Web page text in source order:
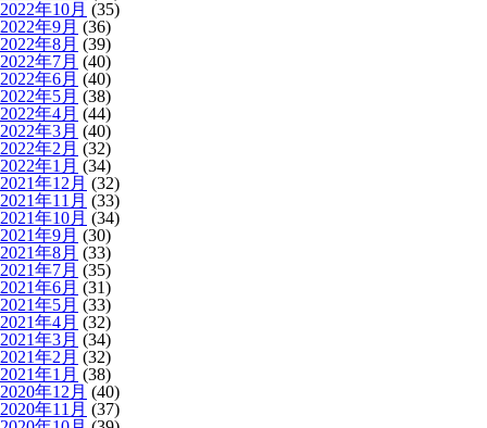
2022年10月 (35)
2022年9月 (36)
2022年8月 (39)
2022年7月 (40)
2022年6月 (40)
2022年5月 (38)
2022年4月 (44)
2022年3月 (40)
2022年2月 (32)
2022年1月 (34)
2021年12月 (32)
2021年11月 (33)
2021年10月 (34)
2021年9月 (30)
2021年8月 (33)
2021年7月 (35)
2021年6月 (31)
2021年5月 (33)
2021年4月 (32)
2021年3月 (34)
2021年2月 (32)
2021年1月 (38)
2020年12月 (40)
2020年11月 (37)